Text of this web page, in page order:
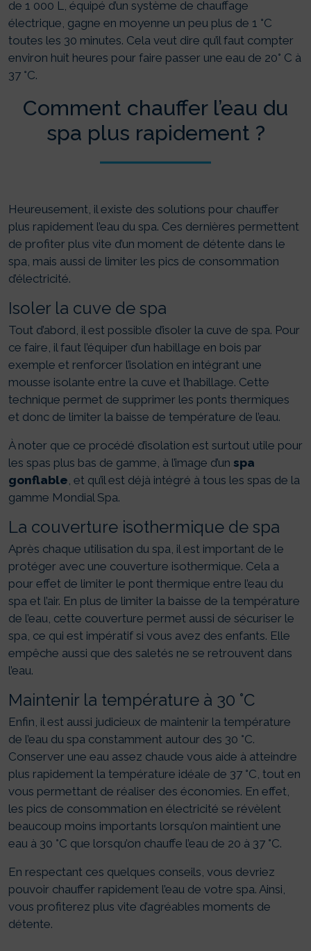
de 1 000 L, équipé d’un système de chauffage
électrique, gagne en moyenne un peu plus de 1 °C
toutes les 30 minutes. Cela veut dire qu’il faut compter
environ huit heures pour faire passer une eau de 20° C à
37 °C.
Comment chauffer l’eau du
spa plus rapidement ?
Heureusement, il existe des solutions pour chauffer
plus rapidement l’eau du spa. Ces dernières permettent
de profiter plus vite d’un moment de détente dans le
spa, mais aussi de limiter les pics de consommation
d’électricité.
Isoler la cuve de spa
Tout d’abord, il est possible d’isoler la cuve de spa. Pour
ce faire, il faut l’équiper d’un habillage en bois par
exemple et renforcer l’isolation en intégrant une
mousse isolante entre la cuve et l’habillage. Cette
technique permet de supprimer les ponts thermiques
et donc de limiter la baisse de température de l’eau.
À noter que ce procédé d’isolation est surtout utile pour
les spas plus bas de gamme, à l’image d’un spa
gonflable, et qu’il est déjà intégré à tous les spas de la
gamme Mondial Spa.
La couverture isothermique de spa
Après chaque utilisation du spa, il est important de le
protéger avec une couverture isothermique. Cela a
pour effet de limiter le pont thermique entre l’eau du
spa et l’air. En plus de limiter la baisse de la température
de l’eau, cette couverture permet aussi de sécuriser le
spa, ce qui est impératif si vous avez des enfants. Elle
empêche aussi que des saletés ne se retrouvent dans
l’eau.
Maintenir la température à 30 °C
Enfin, il est aussi judicieux de maintenir la température
de l’eau du spa constamment autour des 30 °C.
Conserver une eau assez chaude vous aide à atteindre
plus rapidement la température idéale de 37 °C, tout en
vous permettant de réaliser des économies. En effet,
les pics de consommation en électricité se révèlent
beaucoup moins importants lorsqu’on maintient une
eau à 30 °C que lorsqu’on chauffe l’eau de 20 à 37 °C.
En respectant ces quelques conseils, vous devriez
pouvoir chauffer rapidement l’eau de votre spa. Ainsi,
vous profiterez plus vite d’agréables moments de
détente.